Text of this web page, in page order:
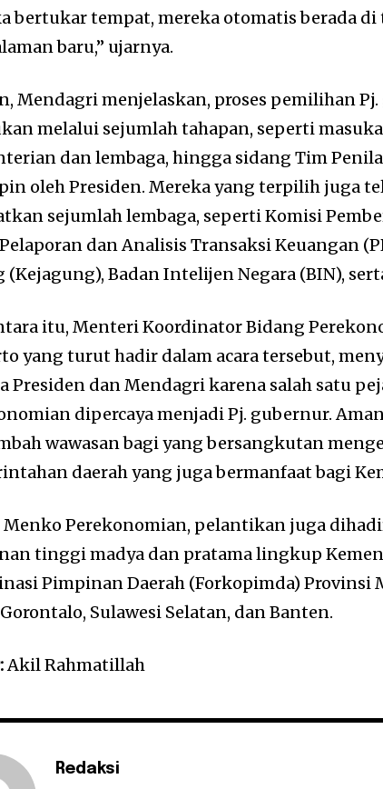
bertukar tempat, mereka otomatis berada
baru,” ujarnya.
Mendagri menjelaskan, proses pemilihan
melalui sejumlah tahapan, seperti
dan lembaga, hingga sidang Tim
oleh Presiden. Mereka yang terpilih juga
sejumlah lembaga, seperti Komisi
dan Analisis Transaksi Keuangan
(Kejagung), Badan Intelijen Negara (BIN),
itu, Menteri Koordinator Bidang
yang turut hadir dalam acara tersebut,
Presiden dan Mendagri karena salah satu
dipercaya menjadi Pj. gubernur.
wawasan bagi yang bersangkutan
daerah yang juga bermanfaat bagi
Menko Perekonomian, pelantikan juga
tinggi madya dan pratama lingkup
Pimpinan Daerah (Forkopimda) Provinsi
Sulawesi Selatan, dan Banten.
Akil Rahmatillah
Redaksi